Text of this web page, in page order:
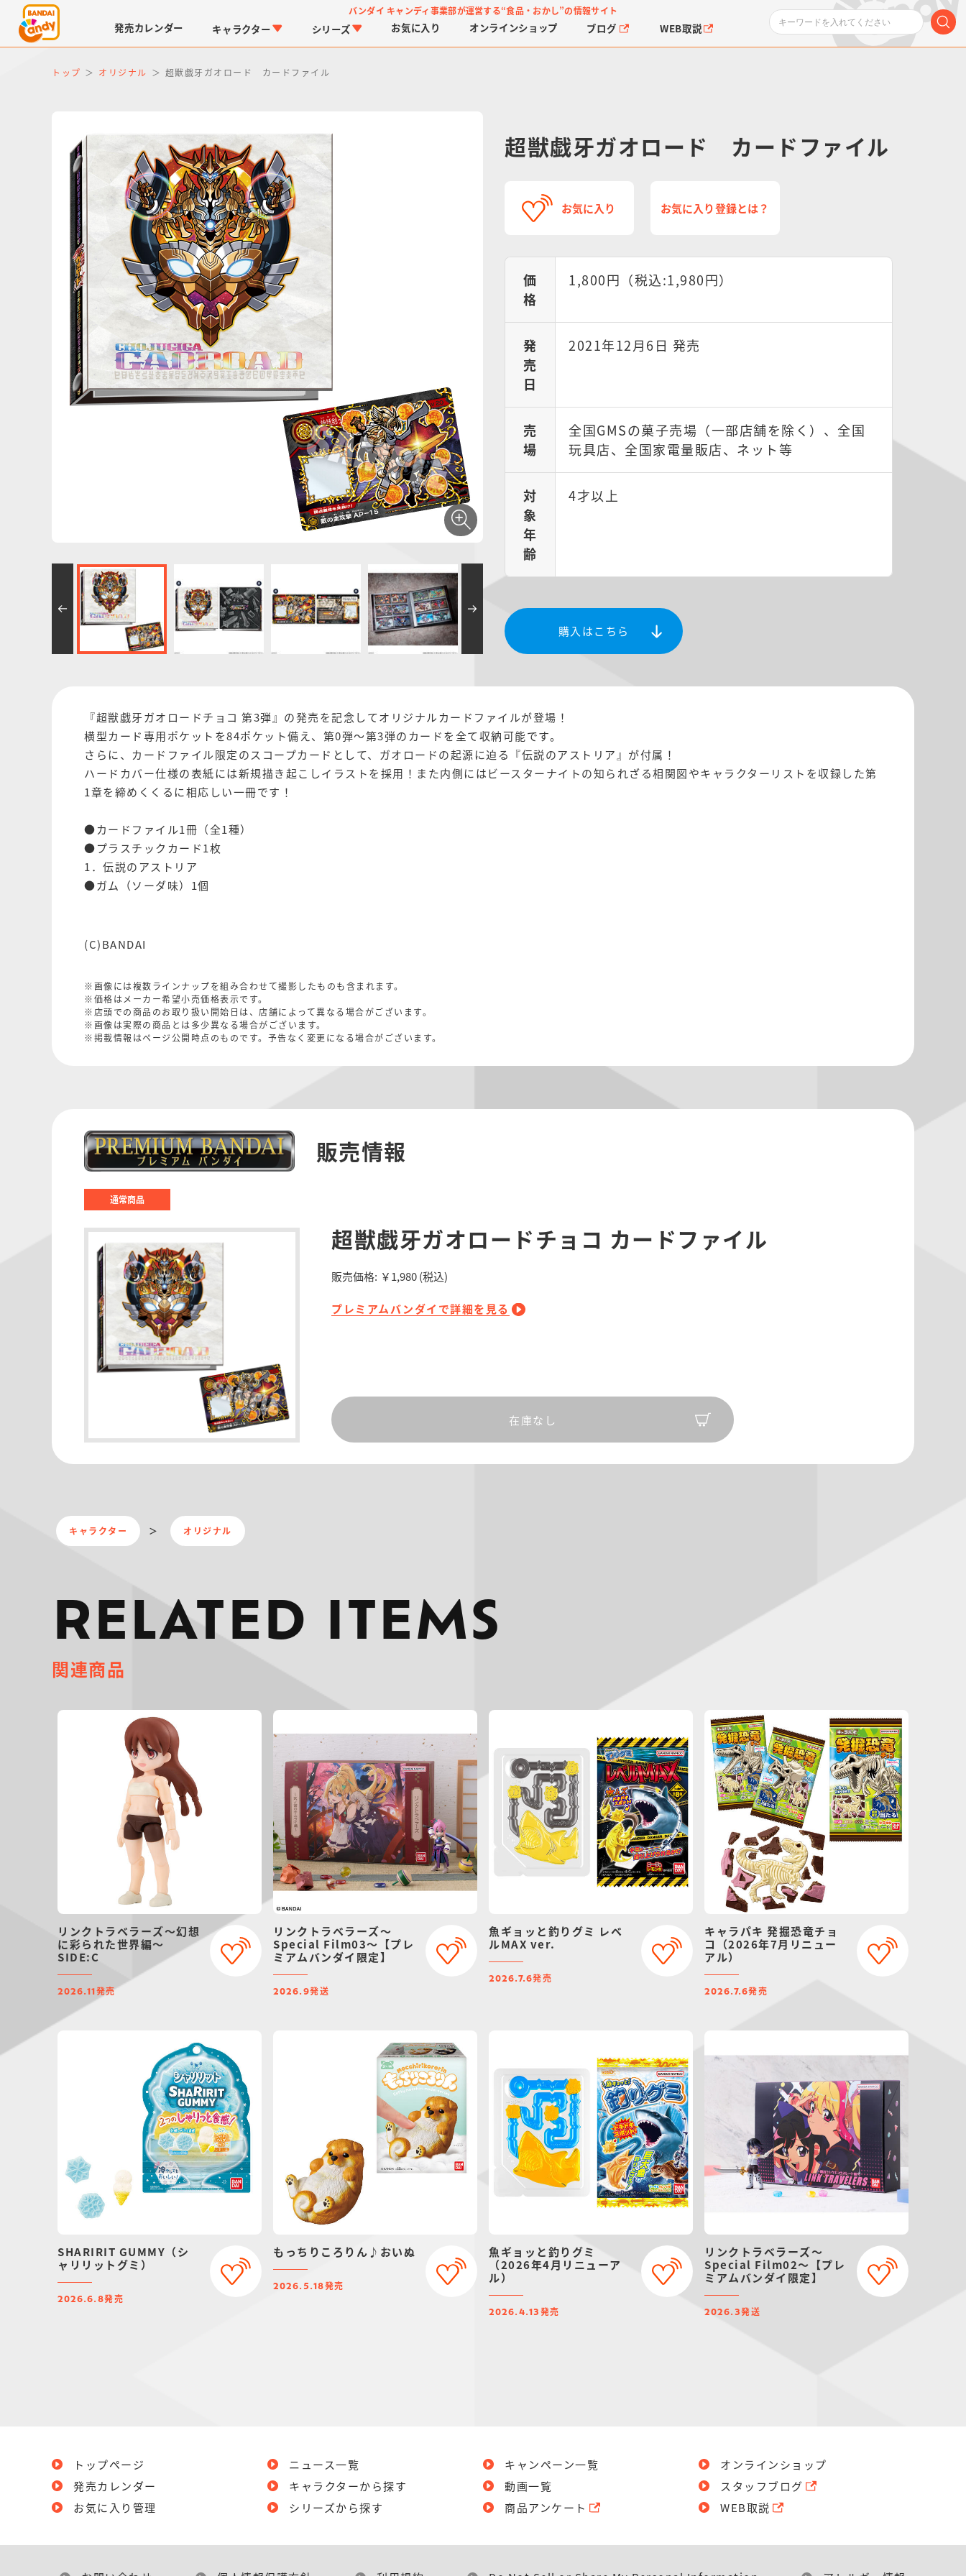
バンダイ キャンディ事業部が運営する“食品・おかし”の情報サイト
発売カレンダー キャラクター
LINK TRAVELERS 仮面ライダーシリーズ プリキュアシリーズ
シリーズ
チョコボックス キャラパキ チョコサプ
スクエアシール
お気に入り オンラインショップ ブログ WEB取説
トップ オリジナル 超獣戯牙ガオロード カードファイル
超獣戯牙ガオロード カードファイル
お気に入り お気に入り登録とは？
価
格
1,800円（税込:1,980円）
発
売
日
2021年12月6日 発売
売
場
全国GMSの菓子売場（一部店舗を除く）、全国
玩具店、全国家電量販店、ネット等
対
象
年
齢
4才以上
購入はこちら
『超獣戯牙ガオロードチョコ 第3弾』の発売を記念してオリジナルカードファイルが登場！
横型カード専用ポケットを84ポケット備え、第0弾～第3弾のカードを全て収納可能です。
さらに、カードファイル限定のスコープカードとして、ガオロードの起源に迫る『伝説のアストリア』が付属！
ハードカバー仕様の表紙には新規描き起こしイラストを採用！また内側にはビースターナイトの知られざる相関図やキャラクターリストを収録した第
1章を締めくくるに相応しい一冊です！
●カードファイル1冊（全1種）
●プラスチックカード1枚
1．伝説のアストリア
●ガム（ソーダ味）1個
(C)BANDAI
※画像には複数ラインナップを組み合わせて撮影したものも含まれます。
※価格はメーカー希望小売価格表示です。
※店頭での商品のお取り扱い開始日は、店舗によって異なる場合がございます。
※画像は実際の商品とは多少異なる場合がございます。
※掲載情報はページ公開時点のものです。予告なく変更になる場合がございます。
販売情報
通常商品
超獣戯牙ガオロードチョコ カードファイル
販売価格: ￥1,980(税込)
プレミアムバンダイで詳細を見る
在庫なし
キャラクター オリジナル
RELATED ITEMS
関連商品
リンクトラベラーズ～幻想
に彩られた世界編～
SIDE:C
2026.11 発売
リンクトラベラーズ～
Special Film03～【プレ
ミアムバンダイ限定】
2026.9発送
魚ギョッと釣りグミ レベ
ルMAX ver.
2026.7.6発売
キャラパキ 発掘恐竜チョ
コ（2026年7月リニュー
アル）
2026.7.6発売
SHARIRIT GUMMY（シ
ャリリットグミ）
2026.6.8発売
もっちりころりん♪おいぬ
2026.5.18発売
魚ギョッと釣りグミ
（2026年4月リニューア
ル）
2026.4.13 発売
リンクトラベラーズ～
Special Film02～【プレ
ミアムバンダイ限定】
2026.3発送
トップページ
発売カレンダー
お気に入り管理
ニュース一覧
キャラクターから探す
シリーズから探す
キャンペーン一覧
動画一覧
商品アンケート
オンラインショップ
スタッフブログ
WEB取説